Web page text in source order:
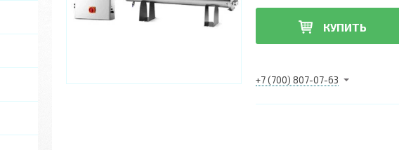
КУПИТЬ
+7 (700) 807-07-63